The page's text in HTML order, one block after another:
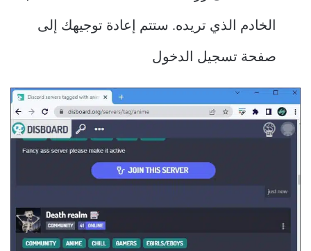
الخادم الذي تريده. ستتم إعادة توجيهك إلى
صفحة تسجيل الدخول